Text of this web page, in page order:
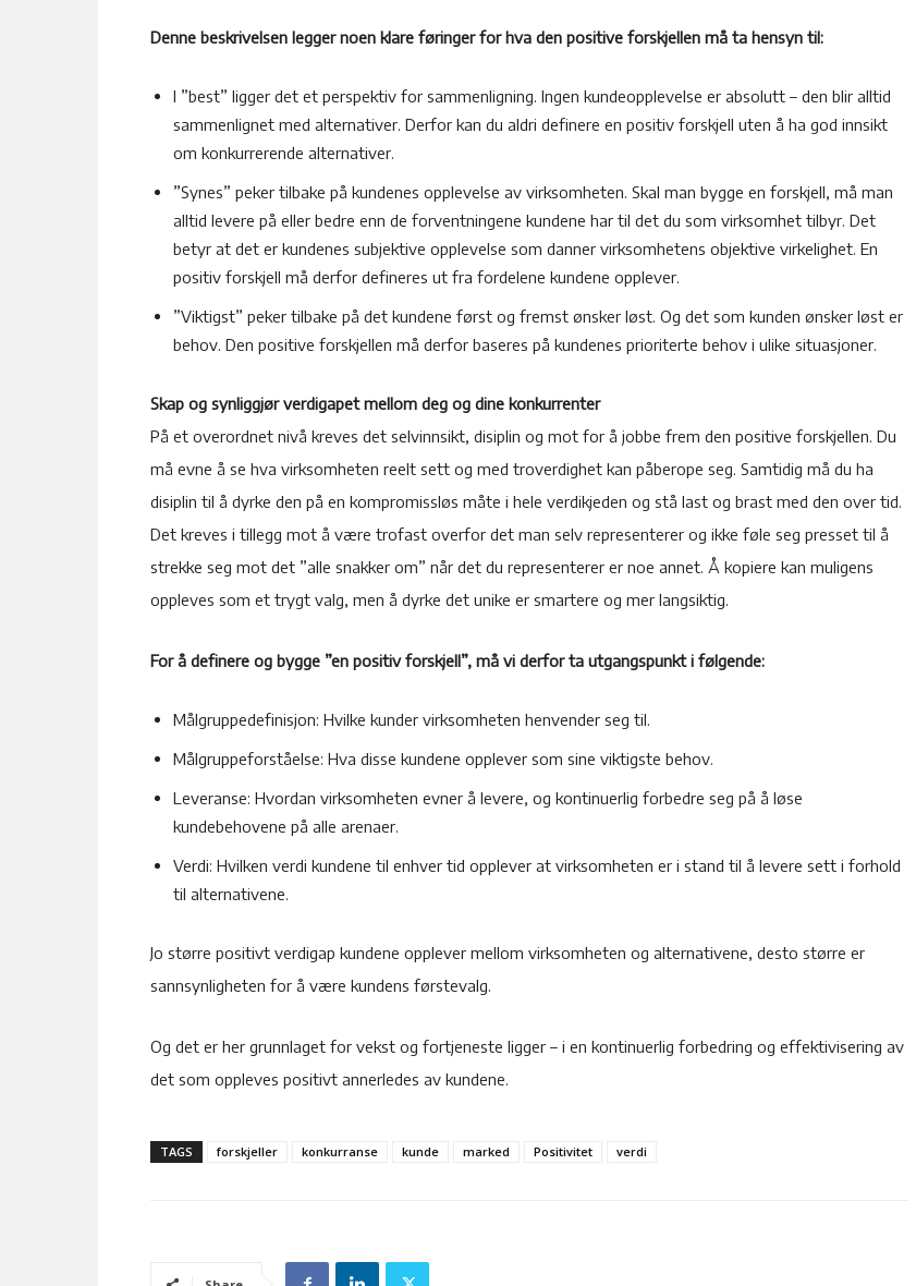
Denne beskrivelsen legger noen klare føringer for hva den positive forskjellen må ta hensyn til:
I ”best” ligger det et perspektiv for sammenligning. Ingen kundeopplevelse er absolutt – den blir alltid
sammenlignet med alternativer. Derfor kan du aldri definere en positiv forskjell uten å ha god innsikt
om konkurrerende alternativer.
”Synes” peker tilbake på kundenes opplevelse av virksomheten. Skal man bygge en forskjell, må man
alltid levere på eller bedre enn de forventningene kundene har til det du som virksomhet tilbyr. Det
betyr at det er kundenes subjektive opplevelse som danner virksomhetens objektive virkelighet. En
positiv forskjell må derfor defineres ut fra fordelene kundene opplever.
”Viktigst” peker tilbake på det kundene først og fremst ønsker løst. Og det som kunden ønsker løst er
behov. Den positive forskjellen må derfor baseres på kundenes prioriterte behov i ulike situasjoner.
Skap og synliggjør verdigapet mellom deg og dine konkurrenter
På et overordnet nivå kreves det selvinnsikt, disiplin og mot for å jobbe frem den positive forskjellen. Du
må evne å se hva virksomheten reelt sett og med troverdighet kan påberope seg. Samtidig må du ha
disiplin til å dyrke den på en kompromissløs måte i hele verdikjeden og stå last og brast med den over tid.
Det kreves i tillegg mot å være trofast overfor det man selv representerer og ikke føle seg presset til å
strekke seg mot det ”alle snakker om” når det du representerer er noe annet. Å kopiere kan muligens
oppleves som et trygt valg, men å dyrke det unike er smartere og mer langsiktig.
For å definere og bygge ”en positiv forskjell”, må vi derfor ta utgangspunkt i følgende:
Målgruppedefinisjon: Hvilke kunder virksomheten henvender seg til.
Målgruppeforståelse: Hva disse kundene opplever som sine viktigste behov.
Leveranse: Hvordan virksomheten evner å levere, og kontinuerlig forbedre seg på å løse
kundebehovene på alle arenaer.
Verdi: Hvilken verdi kundene til enhver tid opplever at virksomheten er i stand til å levere sett i forhold
til alternativene.
Jo større positivt verdigap kundene opplever mellom virksomheten og alternativene, desto større er
sannsynligheten for å være kundens førstevalg.
Og det er her grunnlaget for vekst og fortjeneste ligger – i en kontinuerlig forbedring og effektivisering av
det som oppleves positivt annerledes av kundene.
TAGS forskjeller konkurranse kunde marked Positivitet verdi